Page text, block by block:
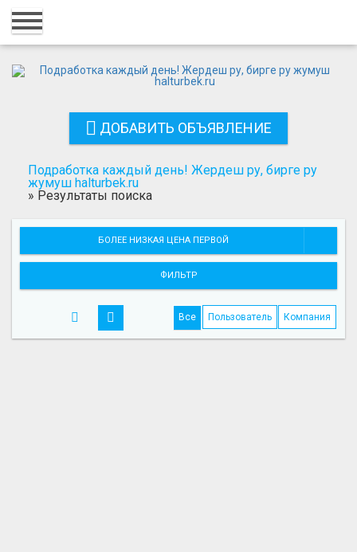
Главная
Добавить объявление
Поиск
ДОБАВИТЬ ОБЪЯВЛЕНИЕ
Подработка каждый день! Жердеш ру, бирге ру
жумуш halturbek.ru
» Результаты поиска
БОЛЕЕ НИЗКАЯ ЦЕНА ПЕРВОЙ
ФИЛЬТР
Все Пользователь Компания